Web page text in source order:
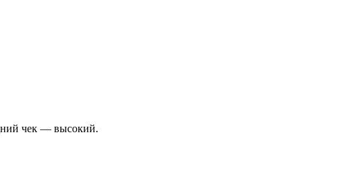
чек — высокий.